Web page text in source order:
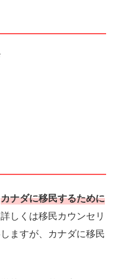
カナダに移民するために
しくは移民カウンセリ
ますが、カナダに移民